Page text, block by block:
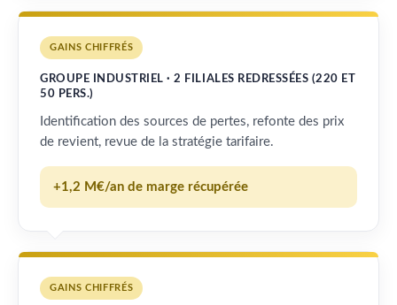
GAINS CHIFFRÉS
GROUPE INDUSTRIEL · 2 FILIALES REDRESSÉES (220 ET
50 PERS.)
Identification des sources de pertes, refonte des prix
de revient, revue de la stratégie tarifaire.
+1,2 M€/an de marge récupérée
GAINS CHIFFRÉS